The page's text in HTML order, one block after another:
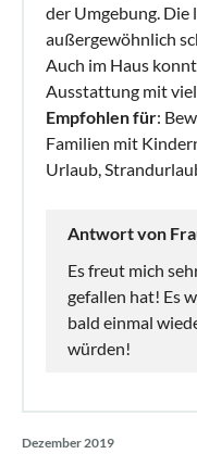
der Umgebung. Die
außergewöhnlich
Auch im Haus
Ausstattung mit
Empfohlen für:
Familien mit
Urlaub,
Antwort von
Es freut mich
gefallen hat! Es
bald einmal
würden!
Dezember 2019